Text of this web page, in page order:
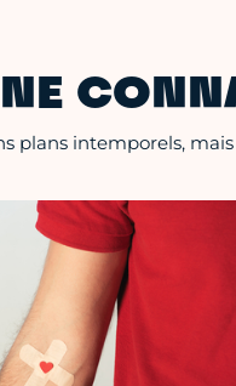
plans intemporels,